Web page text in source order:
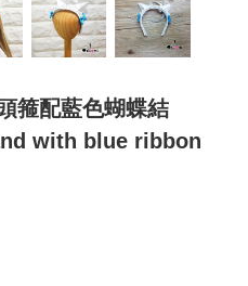
箍配藍色蝴蝶結
with blue ribbon